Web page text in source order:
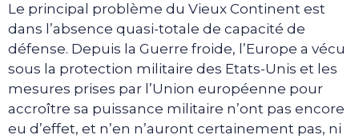
Le principal problème du Vieux Continent est
dans l’absence quasi-totale de capacité de
défense. Depuis la Guerre froide, l’Europe a vécu
sous la protection militaire des Etats-Unis et les
mesures prises par l’Union européenne pour
accroître sa puissance militaire n’ont pas encore
eu d’effet, et n’en n’auront certainement pas, ni